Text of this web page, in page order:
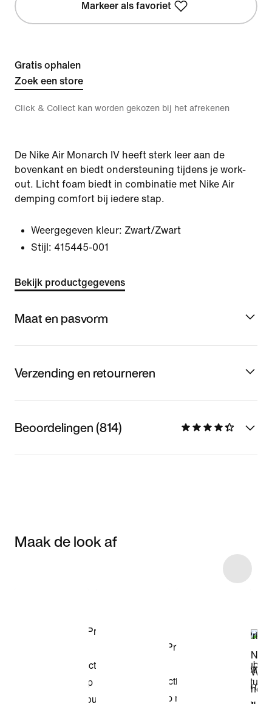
Markeer als favoriet
Gratis ophalen
Zoek een store
Click & Collect kan worden gekozen bij het afrekenen
De Nike Air Monarch IV heeft sterk leer aan de
bovenkant en biedt ondersteuning tijdens je work-
out. Licht foam biedt in combinatie met Nike Air
demping comfort bij iedere stap.
Weergegeven kleur: Zwart/Zwart
Stijl: 415445-001
Bekijk productgegevens
Maat en pasvorm
Verzending en retourneren
Beoordelingen (814)
Maak de look af